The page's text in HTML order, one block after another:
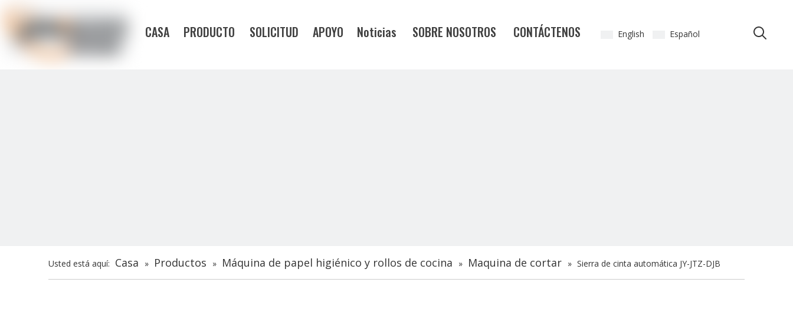
CASA PRODUCTO SOLICITUD APOYO Noticias SOBRE NOSOTROS CONTÁCTENOS English Español
Usted está aquí: Casa » Productos » Máquina de papel higiénico y rollos de cocina » Maquina de cortar » Sierra de cinta automática JY-JTZ-DJB